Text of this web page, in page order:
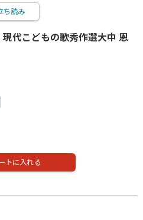
ち読み
現代こどもの歌秀作選大中 恩
トに入れる